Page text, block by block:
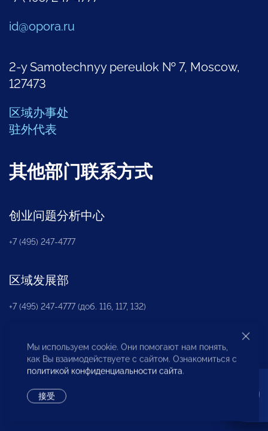
id@opora.ru
2-y Samotechnyy pereulok № 7, Moscow,
127473
区域办事处
驻外代表
其他部门联系方式
创业问题分析中心
+7 (495) 247-4777
区域发展部
+7 (495) 247-4777 (доб. 116, 117, 132)
非营利性合伙机构«OPORA»
+7 (495) 247-4777 (доб. 124)
Мы используем cookie. Они помогают нам понять,
как Вы взаимодействуете с сайтом. Ознакомиться с
политикой конфиденциальности сайта.
接受